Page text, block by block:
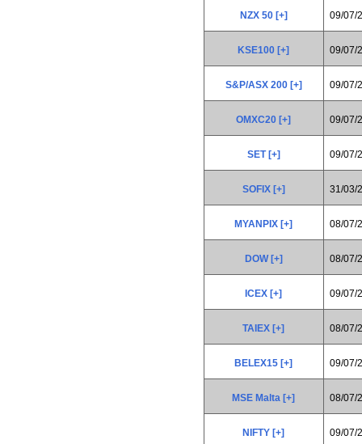
NZX 50 [+] 09/07/
KSE100 [+] 09/07/
S&P/ASX 200 [+] 09/07/
OMXC20 [+] 09/07/
SET [+] 09/07/
SOFIX [+] 31/03/
MYANPIX [+] 08/07/
DOW [+] 08/07/
ICEX [+] 09/07/
TAIEX [+] 08/07/
BELEX15 [+] 09/07/
MSE Malta [+] 08/07/
NIFTY [+] 09/07/